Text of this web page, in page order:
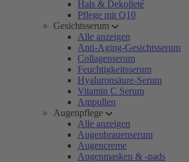
Hals & Dekolleté
Pflege mit Q10
Gesichtsserum
Alle anzeigen
Anti-Aging-Gesichtsserum
Collagenserum
Feuchtigkeitsserum
Hyaluronsäure-Serum
Vitamin C Serum
Ampullen
Augenpflege
Alle anzeigen
Augenbrauenserum
Augencreme
Augenmasken & -pads